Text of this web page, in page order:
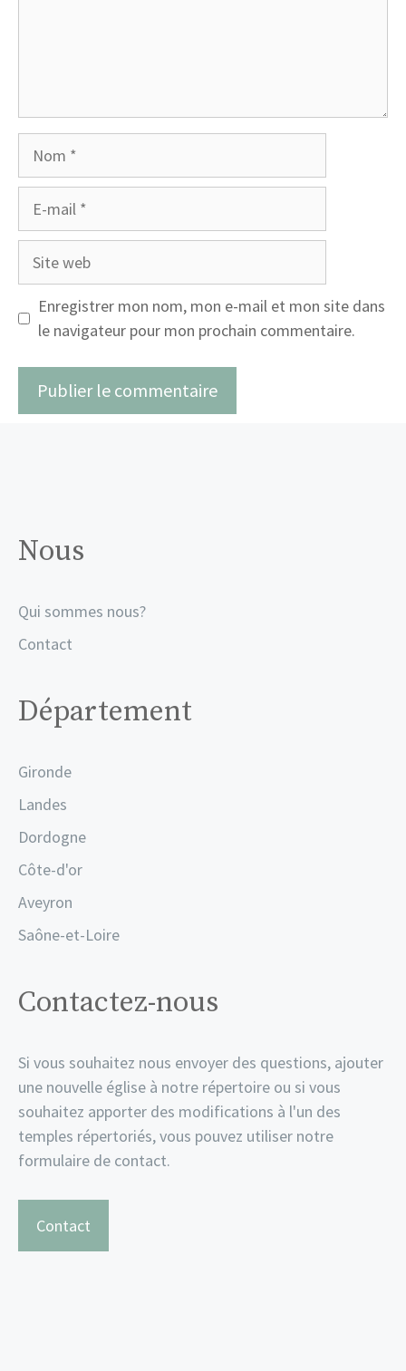
Site
Enregistrer mon nom, mon e-mail et mon site dans
le navigateur pour mon prochain commentaire.
Nous
Qui sommes nous?
Contact
Département
Gironde
Landes
Dordogne
Côte-d'or
Aveyron
Saône-et-Loire
Contactez-nous
Si vous souhaitez nous envoyer des questions, ajouter
une nouvelle église à notre répertoire ou si vous
souhaitez apporter des modifications à l'un des
temples répertoriés, vous pouvez utiliser notre
formulaire de contact.
Contact